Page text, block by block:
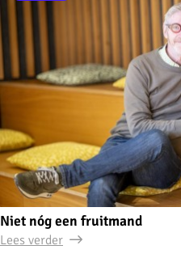
Niet nóg een fruitmand
Lees verder